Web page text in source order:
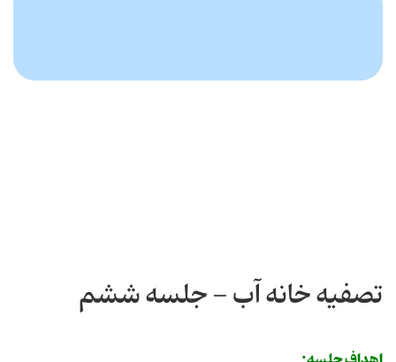
تصفیه خانه آب - جلسه ششم